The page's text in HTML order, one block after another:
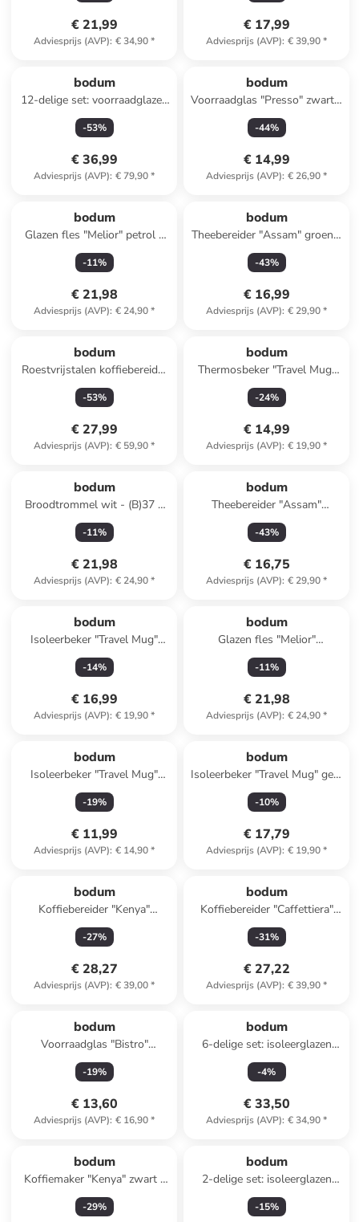
€ 21,99
Adviesprijs (AVP): € 34,90*
€ 17,99
Adviesprijs (AVP): € 39,90*
bodum
12-delige set: voorraadglazen
"Presso" transparant/zwart
-53%
€ 36,99
Adviesprijs (AVP): € 79,90*
bodum
Voorraadglas "Presso" zwart -
2,5 l
-44%
€ 14,99
Adviesprijs (AVP): € 26,90*
bodum
Glazen fles "Melior" petrol -
500 ml
-11%
€ 21,98
Adviesprijs (AVP): € 24,90*
bodum
Theebereider "Assam" groen -
500 ml
-43%
€ 16,99
Adviesprijs (AVP): € 29,90*
bodum
Roestvrijstalen koffiebereider
"Tribute" - 1 l
-53%
€ 27,99
Adviesprijs (AVP): € 59,90*
bodum
Thermosbeker "Travel Mug"
crème/chroomkleurig - 350 ml
-24%
€ 14,99
Adviesprijs (AVP): € 19,90*
bodum
Broodtrommel wit - (B)37 x
(H)14 x (D)24 cm
-11%
€ 21,98
Adviesprijs (AVP): € 24,90*
bodum
Theebereider "Assam"
transparant/roze - 1 l
-43%
€ 16,75
Adviesprijs (AVP): € 29,90*
bodum
Isoleerbeker "Travel Mug"
blauw - 350 ml
-14%
€ 16,99
Adviesprijs (AVP): € 19,90*
bodum
Glazen fles "Melior"
abrikooskleurig - 500 ml
-11%
€ 21,98
Adviesprijs (AVP): € 24,90*
bodum
Isoleerbeker "Travel Mug"
zwart - 350 ml
-19%
€ 11,99
Adviesprijs (AVP): € 14,90*
bodum
Isoleerbeker "Travel Mug" geel
- 350 ml
-10%
€ 17,79
Adviesprijs (AVP): € 19,90*
bodum
Koffiebereider "Kenya"
zilverkleurig - 1 l
-27%
€ 28,27
Adviesprijs (AVP): € 39,00*
bodum
Koffiebereider "Caffettiera"
zwart/zilverkleurig - 1 l
-31%
€ 27,22
Adviesprijs (AVP): € 39,90*
bodum
Voorraadglas "Bistro"
zwart/beige - 600 ml
-19%
€ 13,60
Adviesprijs (AVP): € 16,90*
bodum
6-delige set: isoleerglazen
"Pavina - Outdoor" - 250 ml
-4%
€ 33,50
Adviesprijs (AVP): € 34,90*
bodum
Koffiemaker "Kenya" zwart -
350 ml
-29%
bodum
2-delige set: isoleerglazen
"Pavina - Outdoor" - 450 ml
-15%